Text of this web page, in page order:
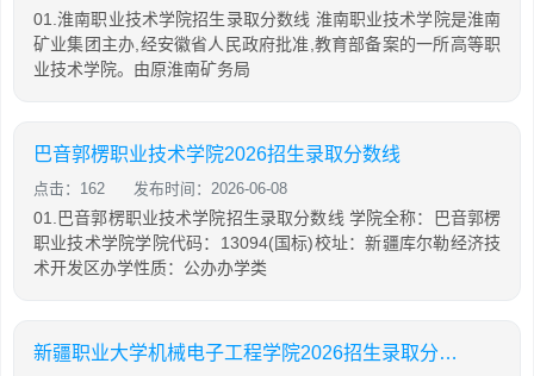
01.淮南职业技术学院招生录取分数线 淮南职业技术学院是淮南
矿业集团主办,经安徽省人民政府批准,教育部备案的一所高等职
业技术学院。由原淮南矿务局
巴音郭楞职业技术学院2026招生录取分数线
点击：162 发布时间：2026-06-08
01.巴音郭楞职业技术学院招生录取分数线 学院全称：巴音郭楞
职业技术学院学院代码：13094(国标)校址：新疆库尔勒经济技
术开发区办学性质：公办办学类
新疆职业大学机械电子工程学院2026招生录取分数线